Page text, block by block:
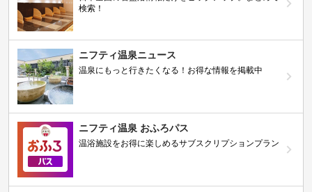
検索！
ニフティ温泉ニュース
温泉にもっと行きたくなる！お得な情報を掲載中
ニフティ温泉 おふろパス
温浴施設をお得に楽しめるサブスクリプションプラン